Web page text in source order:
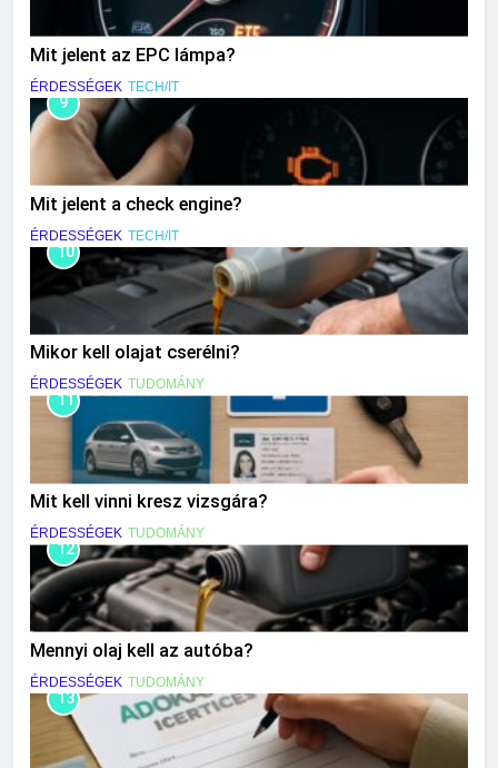
Mit jelent az EPC lámpa?
ÉRDESSÉGEK TECH/IT
9
Mit jelent a check engine?
ÉRDESSÉGEK TECH/IT
10
Mikor kell olajat cserélni?
ÉRDESSÉGEK TUDOMÁNY
11
Mit kell vinni kresz vizsgára?
ÉRDESSÉGEK TUDOMÁNY
12
Mennyi olaj kell az autóba?
ÉRDESSÉGEK TUDOMÁNY
13